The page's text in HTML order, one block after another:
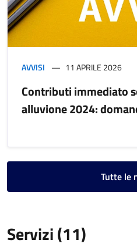
AVVISI 11 APRILE 2026
Contributi immediato
alluvione 2024:
Tutte le
Servizi (11)